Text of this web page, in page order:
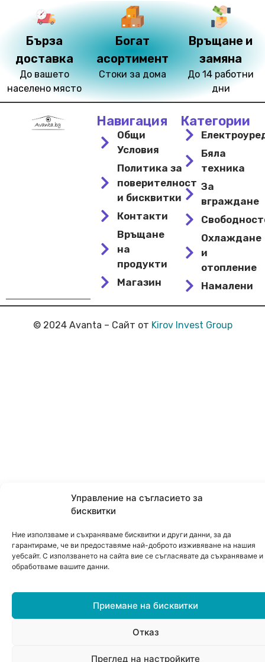
Управление на съгласието за
бисквитки
Ние използваме и съхраняваме бисквитки и други данни, за да
гарантираме, че ви предоставяме най-доброто изживяване на нашия
уебсайт. С използването на сайта вие се съгласявате да съхраняваме и
обработваме вашите данни.
Приемане на бисквитки
Отказ
Преглед на настройките
Бърза
доставка
До вашето
населено място
Богат
асортимент
Стоки за дома
Връщане и
замяна
До 14 работни
дни
Навигация
Общи
Условия
Политика за
поверителност
и бисквитки
Контакти
Връщане
на
продукти
Магазин
Категории
Бяла
техника
За
вграждане
Охлаждане
и
отопление
Намалени
© 2024 Avanta – Сайт от Kirov Invest Group